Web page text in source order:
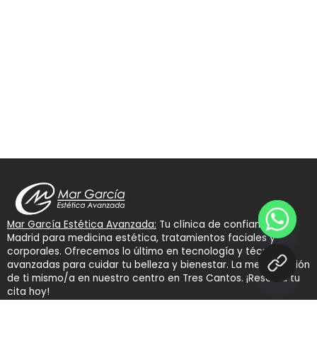
Mar García Estética Avanzada: Tu clínica de confianza en
Madrid para medicina estética, tratamientos faciales y
corporales. Ofrecemos lo último en tecnología y técnicas
avanzadas para cuidar tu belleza y bienestar. La mejor versión
de ti mismo/a en nuestro centro en Tres Cantos. ¡Reserva tu
cita hoy!